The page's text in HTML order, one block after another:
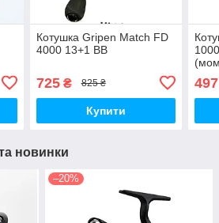
Котушка Gripen Match FD
4000 13+1 BB
725₴ 825 ₴
Купити
497
новинки
–20%